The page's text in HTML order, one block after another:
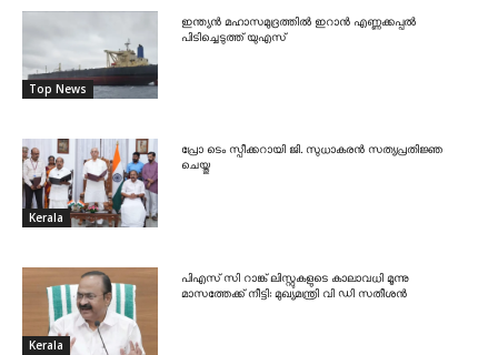
Top News
ഇന്ത്യൻ മഹാസമുദ്രത്തിൽ ഇറാൻ എണ്ണക്കപ്പൽ
പിടിച്ചെടുത്ത് യുഎസ്
Kerala
പ്രോ ടെം സ്പീക്കറായി ജി. സുധാകരൻ സത്യപ്രതിജ്ഞ
ചെയ്തു
Kerala
പിഎസ് സി റാങ്ക് ലിസ്റ്റുകളുടെ കാലാവധി മൂന്നു
മാസത്തേക്ക് നീട്ടി: മുഖ്യമന്ത്രി വി ഡി സതീശൻ